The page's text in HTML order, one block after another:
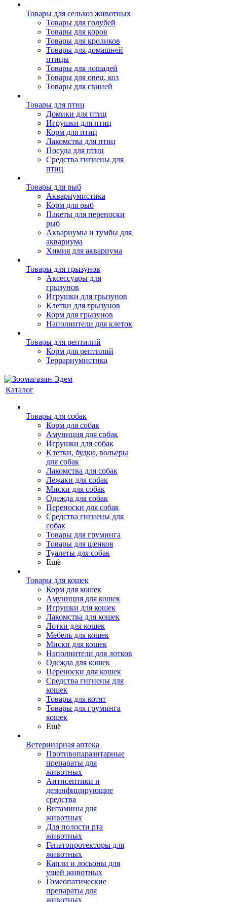
Товары для сельхоз животных
Товары для голубей
Товары для коров
Товары для кроликов
Товары для домашней
птицы
Товары для лошадей
Товары для овец, коз
Товары для свиней
Товары для птиц
Домики для птиц
Игрушки для птиц
Корм для птиц
Лакомства для птиц
Посуда для птиц
Средства гигиены для
птиц
Товары для рыб
Аквариумистика
Корм для рыб
Пакеты для переноски
рыб
Аквариумы и тумбы для
аквариума
Химия для аквариума
Товары для грызунов
Аксессуары для
грызунов
Игрушки для грызунов
Клетки для грызунов
Корм для грызунов
Наполнители для клеток
Товары для рептилий
Корм для рептилий
Террариумистика
Каталог
Товары для собак
Корм для собак
Амуниция для собак
Игрушки для собак
Клетки, будки, вольеры
для собак
Лакомства для собак
Лежаки для собак
Миски для собак
Одежда для собак
Переноски для собак
Средства гигиены для
собак
Товары для груминга
Товары для щенков
Туалеты для собак
Ещё
Товары для кошек
Корм для кошек
Амуниция для кошек
Игрушки для кошек
Лакомства для кошек
Лотки для кошек
Мебель для кошек
Миски для кошек
Наполнители для лотков
Одежда для кошек
Переноски для кошек
Средства гигиены для
кошек
Товары для котят
Товары для груминга
кошек
Ещё
Ветеринарная аптека
Противопаразитарные
препараты для
животных
Антисептики и
дезинфицирующие
средства
Витамины для
животных
Для полости рта
животных
Гепатопротекторы для
животных
Капли и лосьоны для
ушей животных
Гомеопатические
препараты для
животных